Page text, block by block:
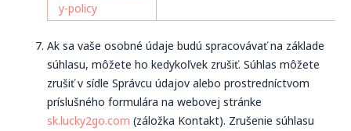
y-policy
Ak sa vaše osobné údaje budú spracovávať na základe
súhlasu, môžete ho kedykoľvek zrušiť. Súhlas môžete
zrušiť v sídle Správcu údajov alebo prostredníctvom
príslušného formulára na webovej stránke
sk.lucky2go.com (záložka Kontakt). Zrušenie súhlasu